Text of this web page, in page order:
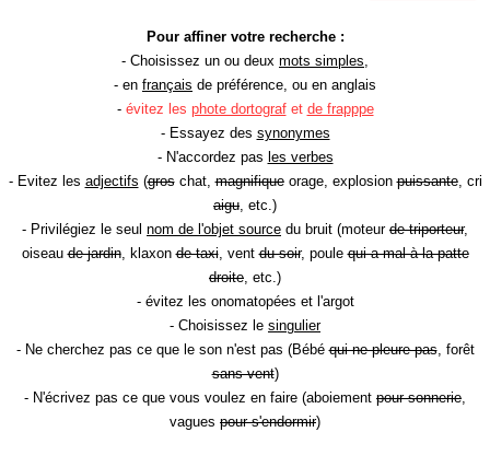
Pour affiner votre recherche :
- Choisissez un ou deux mots simples
- en français de préférence, ou en anglais
- évitez les phote dortografet de frapppe
- Essayez des synonymes
- N'accordez pas les verbes
- Evitez les adjectifs (groschat,magnifiqueorage, explosionpuissante, cri
aigu , etc.)
- Privilégiez le seul nom de l'objet source du bruit (moteur de triporteur,
oiseaude jardin, klaxonde taxi, ventdu soir, poulequi a mal à la patte
droite , etc.)
- évitez les onomatopées et l'argot
- Choisissez le singulier
- Ne cherchez pas ce que le son n'est pas (Bébéqui ne pleure pas, forêt
sans vent)
- N'écrivez pas ce que vous voulez en faire (aboiement pour sonnerie
vagues pour s'endormir)